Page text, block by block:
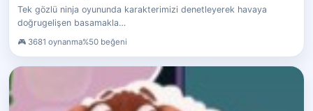
Tek gözlü ninja oyununda karakterimizi denetleyerek havaya
doğrugelişen basamakla…
3681 oynanma%50 beğeni